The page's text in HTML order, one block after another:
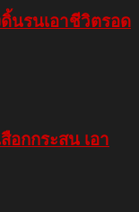
ดิ้นรนเอาชีวิตรอด
อกกระสน เอา